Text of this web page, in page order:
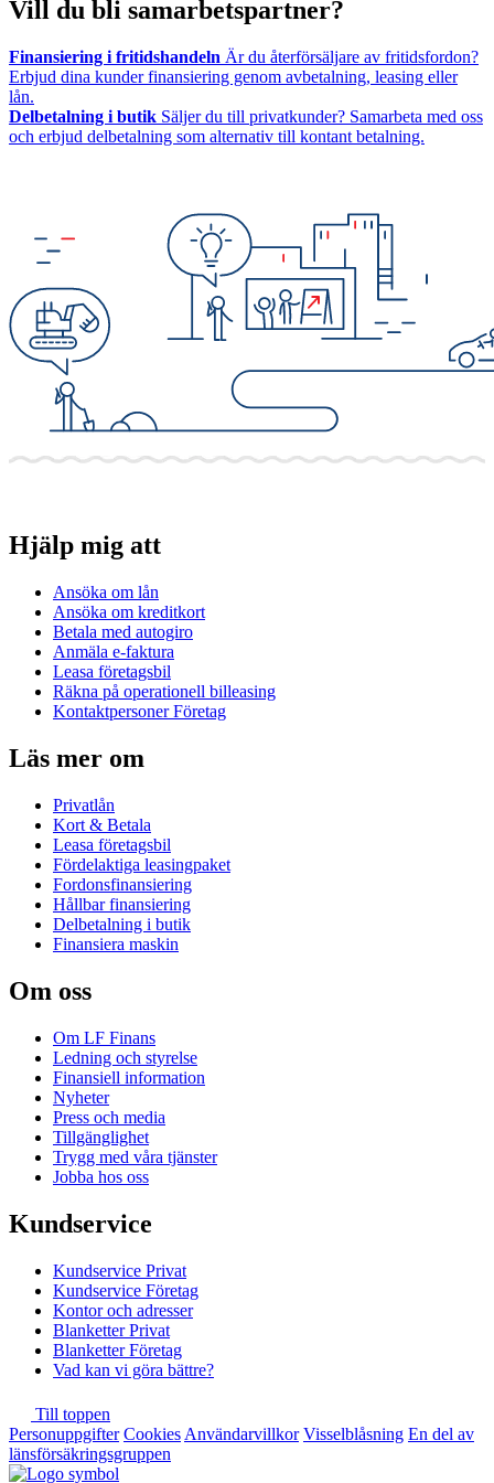
Vill du bli samarbetspartner?
Finansiering i fritidshandeln Är du återförsäljare av fritidsfordon?
Erbjud dina kunder finansiering genom avbetalning, leasing eller
lån.
Delbetalning i butik Säljer du till privatkunder? Samarbeta med oss
och erbjud delbetalning som alternativ till kontant betalning.
Hjälp mig att
Ansöka om lån
Ansöka om kreditkort
Betala med autogiro
Anmäla e-faktura
Leasa företagsbil
Räkna på operationell billeasing
Kontaktpersoner Företag
Läs mer om
Privatlån
Kort & Betala
Leasa företagsbil
Fördelaktiga leasingpaket
Fordonsfinansiering
Hållbar finansiering
Delbetalning i butik
Finansiera maskin
Om oss
Om LF Finans
Ledning och styrelse
Finansiell information
Nyheter
Press och media
Tillgänglighet
Trygg med våra tjänster
Jobba hos oss
Kundservice
Kundservice Privat
Kundservice Företag
Kontor och adresser
Blanketter Privat
Blanketter Företag
Vad kan vi göra bättre?
Till toppen
Personuppgifter Cookies Användarvillkor Visselblåsning En del av
länsförsäkringsgruppen